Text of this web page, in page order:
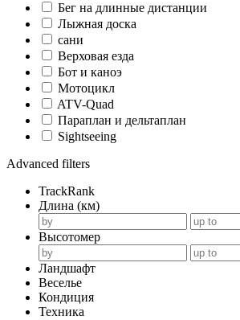
Бег на длинные дистанции
Лыжная доска
сани
Верховая езда
Бот и каноэ
Мотоцикл
ATV-Quad
Параплан и дельтаплан
Sightseeing
Advanced filters
TrackRank
Длина (км)
Высотомер
Ландшафт
Веселье
Кондиция
Техника